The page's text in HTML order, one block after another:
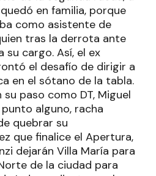
en familia, porque
como asistente de
tras la derrota ante
su cargo. Así, el ex
el desafío de dirigir a
en el sótano de la tabla.
paso como DT, Miguel
alguno, racha
quebrar su
que finalice el Apertura,
dejarán Villa María para
de la ciudad para